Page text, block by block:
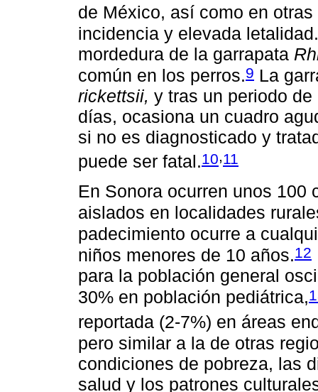
de México, así como en
incidencia y elevada
mordedura de la garrapata
común en los perros.9 La
rickettsii, y tras un periodo
días, ocasiona un cuadro
si no es diagnosticado y
puede ser fatal.10,11
En Sonora ocurren unos 100
aislados en localidades
padecimiento ocurre a
niños menores de 10 años.12
para la población general
30% en población pediátrica,
reportada (2-7%) en áreas
pero similar a la de otras
condiciones de pobreza, las
salud y los patrones